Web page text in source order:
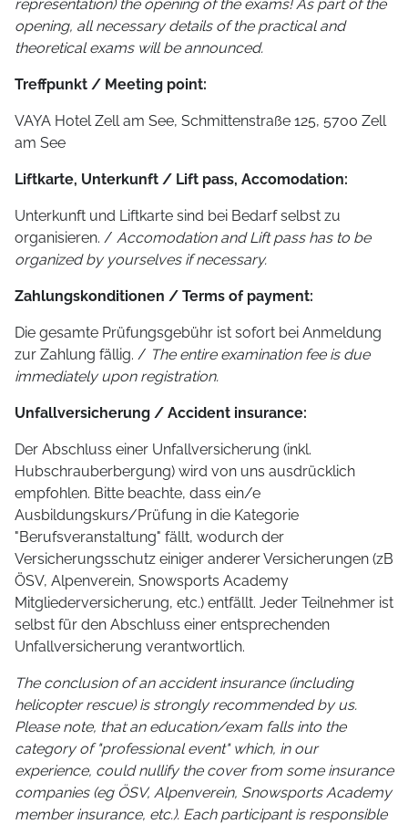
representation) the opening of the exams! As part of the
opening, all necessary details of the practical and
theoretical exams will be announced.
Treffpunkt / Meeting point:
VAYA Hotel Zell am See, Schmittenstraße 125, 5700 Zell
am See
Liftkarte, Unterkunft / Lift pass, Accomodation:
Unterkunft und Liftkarte sind bei Bedarf selbst zu
organisieren. / Accomodation and Lift pass has to be
organized by yourselves if necessary.
Zahlungskonditionen / Terms of payment:
Die gesamte Prüfungsgebühr ist sofort bei Anmeldung
zur Zahlung fällig. / The entire examination fee is due
immediately upon registration.
Unfallversicherung / Accident insurance:
Der Abschluss einer Unfallversicherung (inkl.
Hubschrauberbergung) wird von uns ausdrücklich
empfohlen. Bitte beachte, dass ein/e
Ausbildungskurs/Prüfung in die Kategorie
"Berufsveranstaltung" fällt, wodurch der
Versicherungsschutz einiger anderer Versicherungen (zB
ÖSV, Alpenverein, Snowsports Academy
Mitgliederversicherung, etc.) entfällt. Jeder Teilnehmer ist
selbst für den Abschluss einer entsprechenden
Unfallversicherung verantwortlich.
The conclusion of an accident insurance (including
helicopter rescue) is strongly recommended by us.
Please note, that an education/exam falls into the
category of "professional event" which, in our
experience, could nullify the cover from some insurance
companies (eg ÖSV, Alpenverein, Snowsports Academy
member insurance, etc.). Each participant is responsible